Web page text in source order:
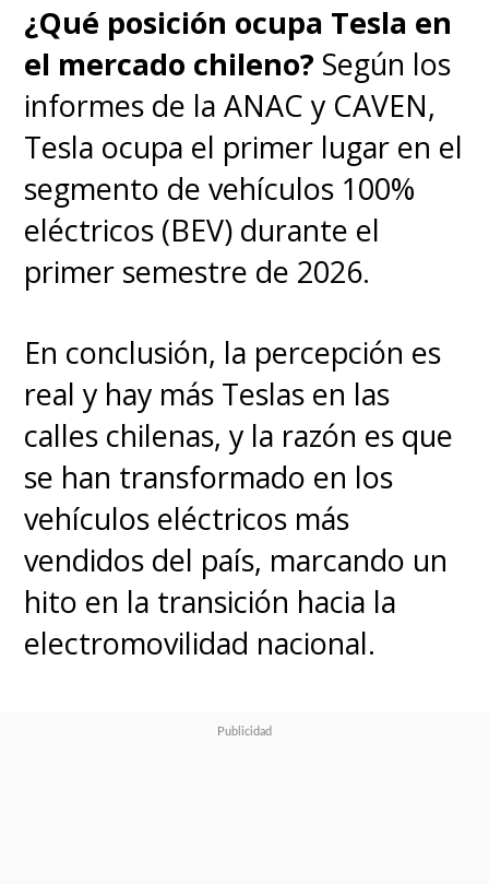
¿Qué posición ocupa Tesla en
el mercado chileno? Según los
informes de la ANAC y CAVEN,
Tesla ocupa el primer lugar en el
segmento de vehículos 100%
eléctricos (BEV) durante el
primer semestre de 2026.
En conclusión, la percepción es
real y hay más Teslas en las
calles chilenas, y la razón es que
se han transformado en los
vehículos eléctricos más
vendidos del país, marcando un
hito en la transición hacia la
electromovilidad nacional.